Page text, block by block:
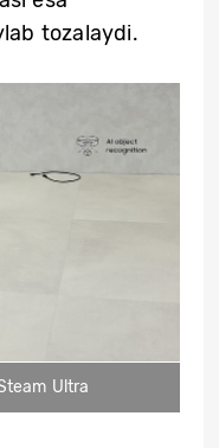
tozalaydi.
Ultra